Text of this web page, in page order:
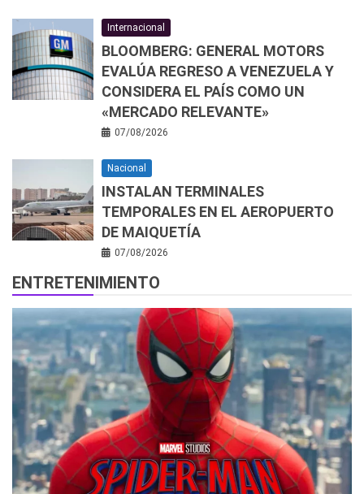
Internacional
BLOOMBERG: GENERAL MOTORS
EVALÚA REGRESO A VENEZUELA Y
CONSIDERA EL PAÍS COMO UN
«MERCADO RELEVANTE»
07/08/2026
Nacional
INSTALAN TERMINALES
TEMPORALES EN EL AEROPUERTO
DE MAIQUETÍA
07/08/2026
ENTRETENIMIENTO